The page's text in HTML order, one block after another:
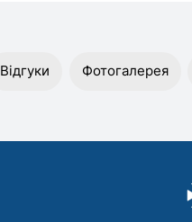
Відгуки Фотогалерея